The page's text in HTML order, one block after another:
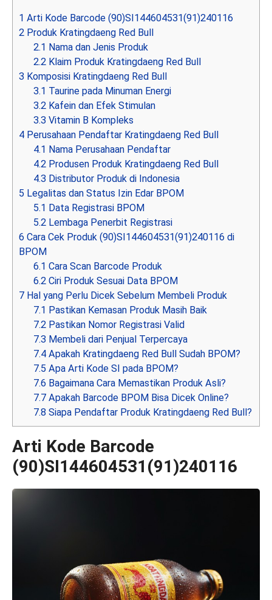
1 Arti Kode Barcode (90)SI144604531(91)240116
2 Produk Kratingdaeng Red Bull
2.1 Nama dan Jenis Produk
2.2 Klaim Produk Kratingdaeng Red Bull
3 Komposisi Kratingdaeng Red Bull
3.1 Taurine pada Minuman Energi
3.2 Kafein dan Efek Stimulan
3.3 Vitamin B Kompleks
4 Perusahaan Pendaftar Kratingdaeng Red Bull
4.1 Nama Perusahaan Pendaftar
4.2 Produsen Produk Kratingdaeng Red Bull
4.3 Distributor Produk di Indonesia
5 Legalitas dan Status Izin Edar BPOM
5.1 Data Registrasi BPOM
5.2 Lembaga Penerbit Registrasi
6 Cara Cek Produk (90)SI144604531(91)240116 di
BPOM
6.1 Cara Scan Barcode Produk
6.2 Ciri Produk Sesuai Data BPOM
7 Hal yang Perlu Dicek Sebelum Membeli Produk
7.1 Pastikan Kemasan Produk Masih Baik
7.2 Pastikan Nomor Registrasi Valid
7.3 Membeli dari Penjual Terpercaya
7.4 Apakah Kratingdaeng Red Bull Sudah BPOM?
7.5 Apa Arti Kode SI pada BPOM?
7.6 Bagaimana Cara Memastikan Produk Asli?
7.7 Apakah Barcode BPOM Bisa Dicek Online?
7.8 Siapa Pendaftar Produk Kratingdaeng Red Bull?
Arti Kode Barcode
(90)SI144604531(91)240116